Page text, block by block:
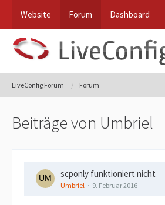
Website Forum Dashboard
LiveConfig Forum Forum
Beiträge von Umbriel
scponly funktioniert nicht
Umbriel 9. Februar 2016